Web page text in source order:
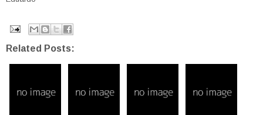
Related Posts: